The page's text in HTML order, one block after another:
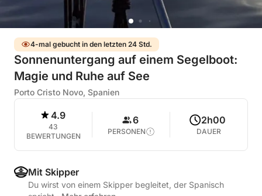
4-mal gebucht in den letzten 24 Std.
Sonnenuntergang auf einem Segelboot:
Magie und Ruhe auf See
Porto Cristo Novo, Spanien
4.9
43
BEWERTUNGEN
6
PERSONEN
2h00
DAUER
Mit Skipper
Du wirst von einem Skipper begleitet, der Spanisch